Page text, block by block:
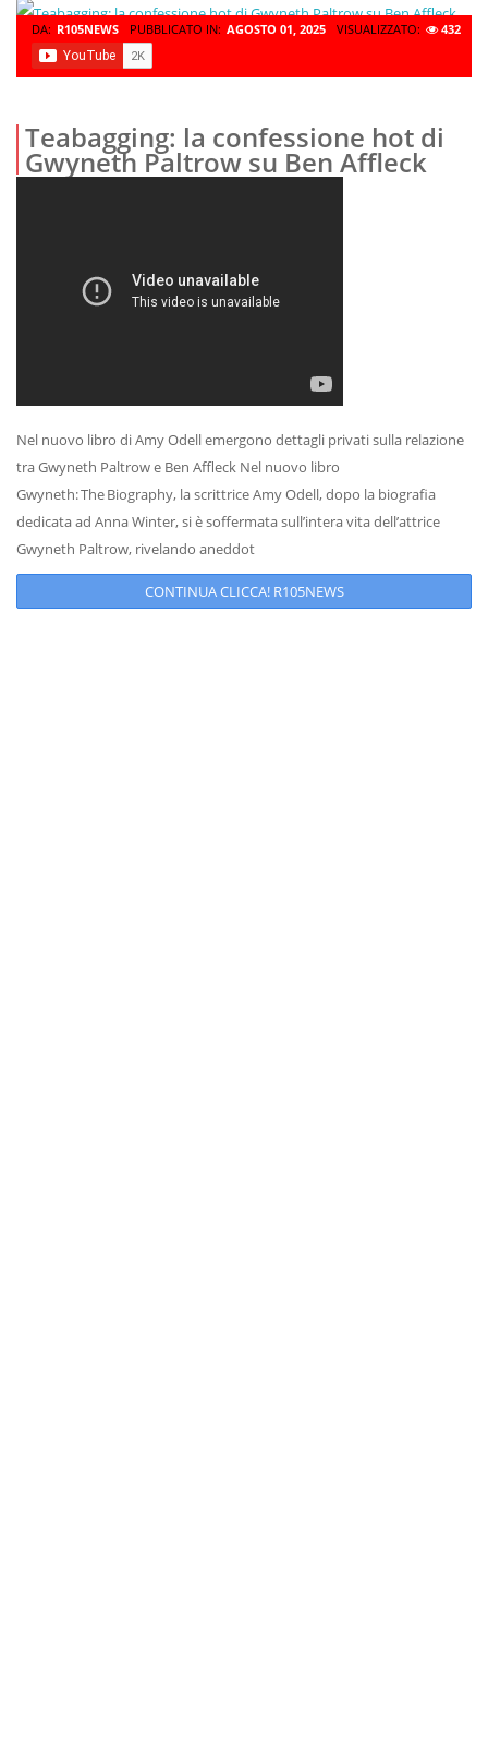
DA: R105NEWS PUBBLICATO IN: AGOSTO 01, 2025 VISUALIZZATO: 432
Teabagging: la confessione hot di
Gwyneth Paltrow su Ben Affleck
Nel nuovo libro di Amy Odell emergono dettagli privati sulla relazione
tra Gwyneth Paltrow e Ben Affleck Nel nuovo libro
Gwyneth: The Biography, la scrittrice Amy Odell, dopo la biografia
dedicata ad Anna Winter, si è soffermata sull’intera vita dell’attrice
Gwyneth Paltrow, rivelando aneddot
CONTINUA CLICCA! R105NEWS